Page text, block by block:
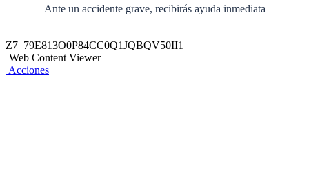
Ante un accidente grave, recibirás ayuda inmediata
Z7_79E813O0P84CC0Q1JQBQV50II1
Web Content Viewer
Acciones